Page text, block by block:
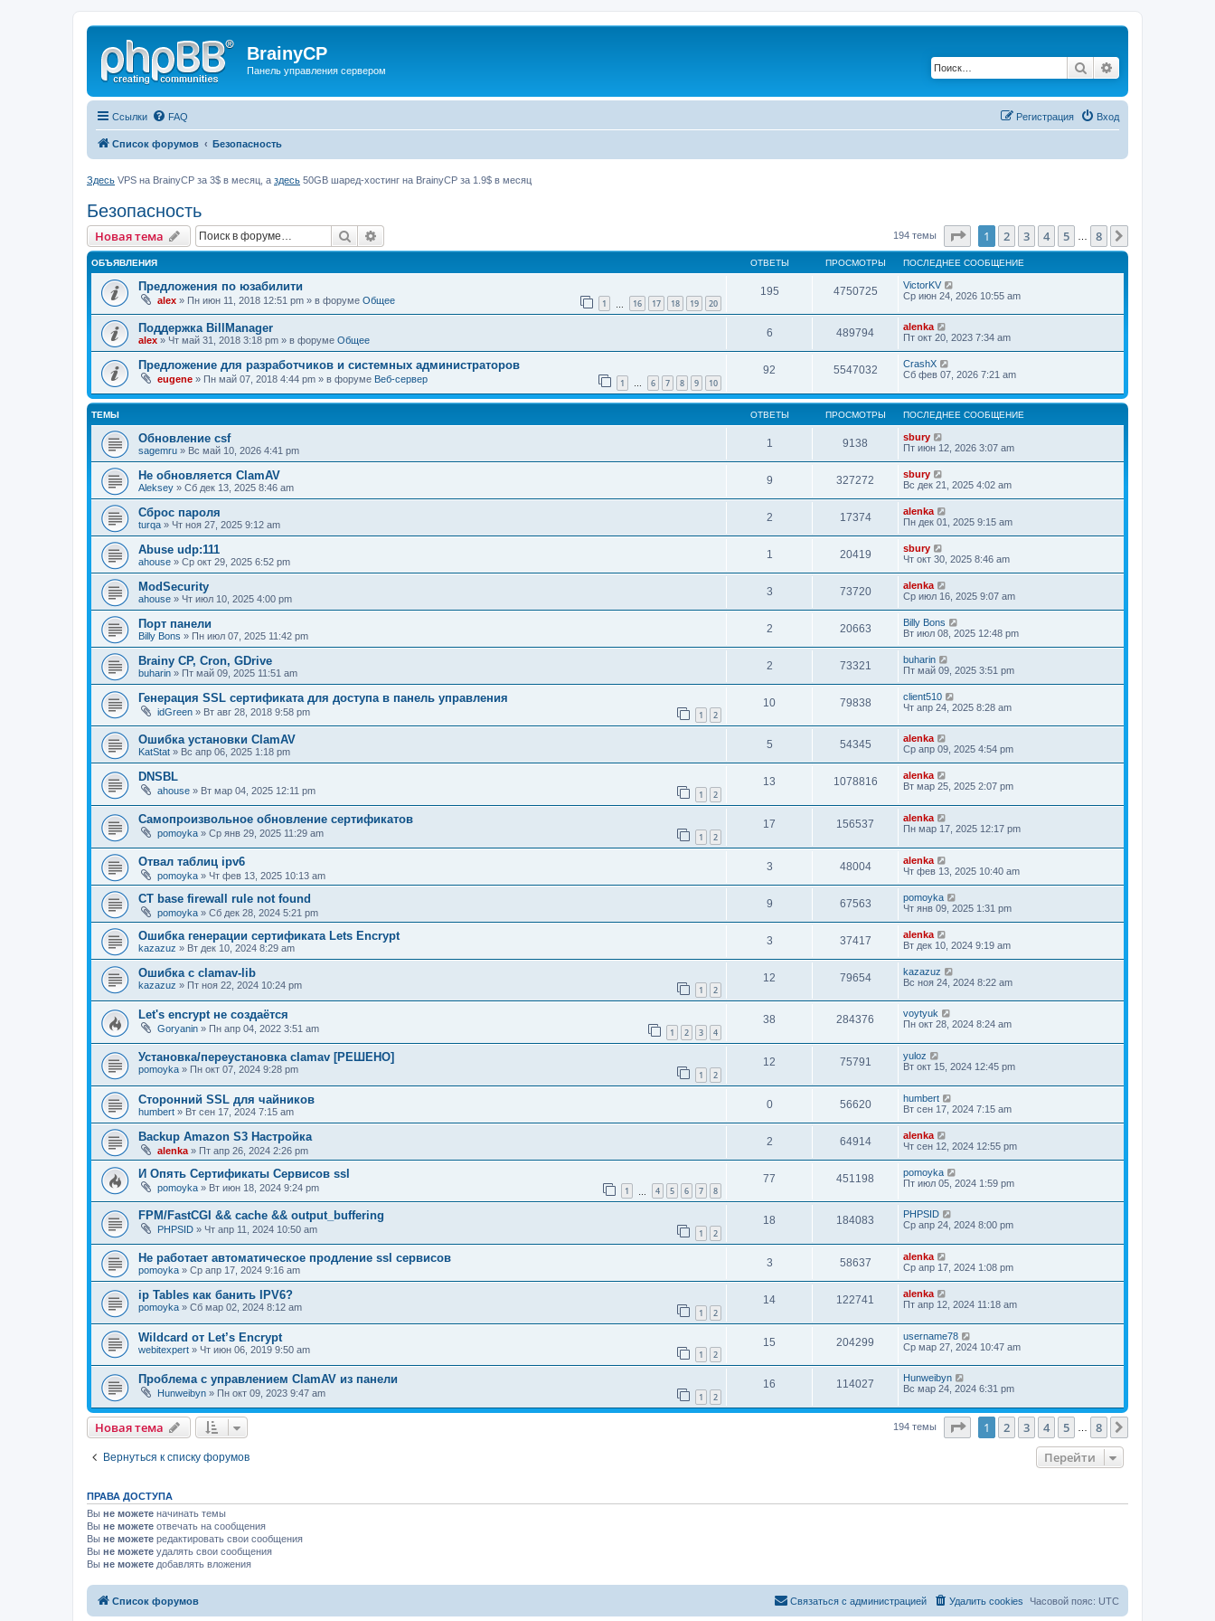
BrainyCP
Панель управления сервером Поиск
Ссылки FAQ Вход
Регистрация
Список форумов Безопасность
Здесь VPS на BrainyCP за 3$ в месяц, а здесь 50GB шаред-хостинг на BrainyCP за 1.9$ в месяц
Безопасность
Новая тема Поиск 194 темы Страница1 из
1 2 3 4 5 8
ОБЪЯВЛЕНИЯ ОТВЕТЫ ПРОСМОТРЫ ПОСЛЕДНЕЕ СООБЩЕНИЕ
Предложения по юзабилити
alex » Пн июн 11, 2018 12:51 pm » в форуме Общее 1 16 17 18 19 20
195 4750725
VictorKV
Ср июн 24, 2026 10:55 am
Поддержка BillManager
alex » Чт май 31, 2018 3:18 pm » в форуме Общее
6 489794
alenka
Пт окт 20, 2023 7:34 am
Предложение для разработчиков и системных администраторов
eugene » Пн май 07, 2018 4:44 pm » в форуме Веб-сервер 1 … 6 7 8 9 10
92 5547032
CrashX
Сб фев 07, 2026 7:21 am
ТЕМЫ ОТВЕТЫ ПРОСМОТРЫ ПОСЛЕДНЕЕ СООБЩЕНИЕ
Обновление csf
sagemru » Вс май 10, 2026 4:41 pm
1 9138
sbury
Пт июн 12, 2026 3:07 am
Не обновляется ClamAV
Aleksey » Сб дек 13, 2025 8:46 am
9 327272
sbury
Вс дек 21, 2025 4:02 am
Сброс пароля
turqa » Чт ноя 27, 2025 9:12 am
2 17374
alenka
Пн дек 01, 2025 9:15 am
Abuse udp:111
ahouse » Ср окт 29, 2025 6:52 pm
1 20419
sbury
Чт окт 30, 2025 8:46 am
ModSecurity
ahouse » Чт июл 10, 2025 4:00 pm
3 73720
alenka
Ср июл 16, 2025 9:07 am
Порт панели
Billy Bons » Пн июл 07, 2025 11:42 pm
2 20663
Billy Bons
Вт июл 08, 2025 12:48 pm
Brainy CP, Cron, GDrive
buharin » Пт май 09, 2025 11:51 am
2 73321
buharin
Пт май 09, 2025 3:51 pm
Генерация SSL сертификата для доступа в панель управления
idGreen » Вт авг 28, 2018 9:58 pm 1 2
10 79838
client510
Чт апр 24, 2025 8:28 am
Ошибка установки ClamAV
KatStat » Вс апр 06, 2025 1:18 pm
5 54345
alenka
Ср апр 09, 2025 4:54 pm
DNSBL
ahouse » Вт мар 04, 2025 12:11 pm 1 2
13 1078816
alenka
Вт мар 25, 2025 2:07 pm
Самопроизвольное обновление сертификатов
pomoyka » Ср янв 29, 2025 11:29 am 1 2
17 156537
alenka
Пн мар 17, 2025 12:17 pm
Отвал таблиц ipv6
pomoyka » Чт фев 13, 2025 10:13 am
3 48004
alenka
Чт фев 13, 2025 10:40 am
CT base firewall rule not found
pomoyka » Сб дек 28, 2024 5:21 pm
9 67563
pomoyka
Чт янв 09, 2025 1:31 pm
Ошибка генерации сертификата Lets Encrypt
kazazuz » Вт дек 10, 2024 8:29 am
3 37417
alenka
Вт дек 10, 2024 9:19 am
Ошибка с clamav-lib
kazazuz » Пт ноя 22, 2024 10:24 pm 1 2
12 79654
kazazuz
Вс ноя 24, 2024 8:22 am
Let's encrypt не создаётся
Goryanin » Пн апр 04, 2022 3:51 am 1 2 3 4
38 284376
voytyuk
Пн окт 28, 2024 8:24 am
Установка/переустановка clamav [РЕШЕНО]
pomoyka » Пн окт 07, 2024 9:28 pm 1 2
12 75791
yuloz
Вт окт 15, 2024 12:45 pm
Сторонний SSL для чайников
humbert » Вт сен 17, 2024 7:15 am
0 56620
humbert
Вт сен 17, 2024 7:15 am
Backup Amazon S3 Настройка
alenka » Пт апр 26, 2024 2:26 pm
2 64914
alenka
Чт сен 12, 2024 12:55 pm
И Опять Сертификаты Сервисов ssl
pomoyka » Вт июн 18, 2024 9:24 pm 1 4 5 6 7 8
77 451198
pomoyka
Пт июл 05, 2024 1:59 pm
FPM/FastCGI && cache && output_buffering
PHPSID » Чт апр 11, 2024 10:50 am 1 2
18 184083
PHPSID
Ср апр 24, 2024 8:00 pm
Не работает автоматическое продление ssl сервисов
pomoyka » Ср апр 17, 2024 9:16 am
3 58637
alenka
Ср апр 17, 2024 1:08 pm
ip Tables как банить IPV6?
pomoyka » Сб мар 02, 2024 8:12 am 1 2
14 122741
alenka
Пт апр 12, 2024 11:18 am
Wildcard от Let’s Encrypt
webitexpert » Чт июн 06, 2019 9:50 am 1 2
15 204299
username78
Ср мар 27, 2024 10:47 am
Проблема с управлением ClamAV из панели
Hunweibyn » Пн окт 09, 2023 9:47 am 1 2
16 114027
Hunweibyn
Вс мар 24, 2024 6:31 pm
Новая тема 194 темы Страница1 из
1 2 3 4 5 8
Вернуться к списку форумов Перейти
ПРАВА ДОСТУПА
Вы не можете начинать темы
Вы не можете отвечать на сообщения
Вы не можете редактировать свои сообщения
Вы не можете удалять свои сообщения
Вы не можете добавлять вложения
Список форумов Часовой пояс: UTC
Удалить cookies
Связаться с администрацией